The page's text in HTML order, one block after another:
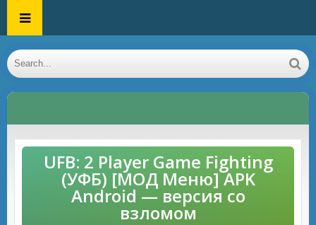
UFB: 2 Player Game Fighting
(УФБ) [МОД Меню] APK
Android — версия со
взломом